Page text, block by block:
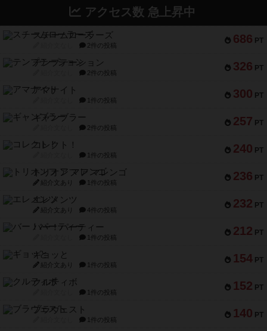
アクセス数 急上昇中
686 PT
スチームローラーズ
2件の投稿
326 PT
テンプテーション
2件の投稿
300 PT
アマナイト
1件の投稿
257 PT
ギャンブラー
2件の投稿
240 PT
コレクト！
1件の投稿
236 PT
トリオンフ ア マレンゴ
紹介文あり 1件の投稿
232 PT
エレメンツ
紹介文あり 4件の投稿
212 PT
バー！パーティー
1件の投稿
154 PT
ギョッと
紹介文あり 1件の投稿
152 PT
クルティボ
1件の投稿
140 PT
ブラヴェスト
1件の投稿